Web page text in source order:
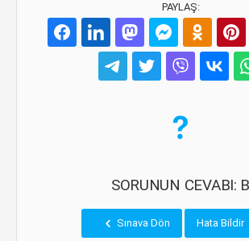
PAYLAŞ:
SORUNUN CEVABI: B
Sınava Dön Hata Bildir